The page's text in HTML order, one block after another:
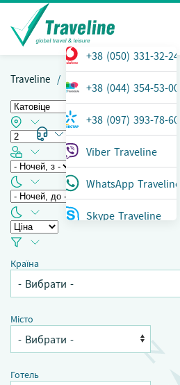
ТЕЛЕФОН
+38 (050) 331-32-24
+38 (044) 354-53-00
+38 (097) 393-78-60
Viber Traveline
WhatsApp Traveline
Skype Traveline
Traveline Країни
Країна
Місто
Готель